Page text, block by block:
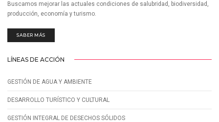
Buscamos mejorar las actuales condiciones de salubridad, biodiversidad,
producción, economía y turismo.
SABER MÁS
LÍNEAS DE ACCIÓN
GESTIÓN DE AGUA Y AMBIENTE
DESARROLLO TURÍSTICO Y CULTURAL
GESTIÓN INTEGRAL DE DESECHOS SÓLIDOS